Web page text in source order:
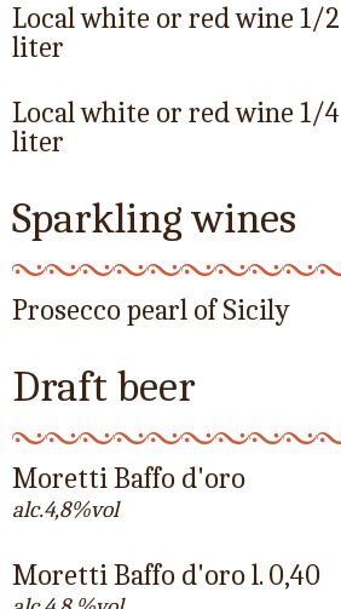
Local white or red wine 1/2
liter
Local white or red wine 1/4
liter
Sparkling wines
Prosecco pearl of Sicily
Draft beer
Moretti Baffo d'oro
alc.4,8%vol
Moretti Baffo d'oro l. 0,40